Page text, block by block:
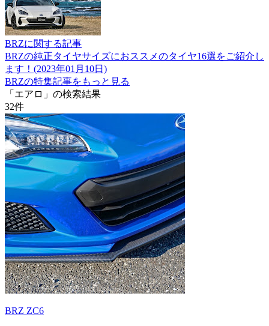
BRZに関する記事
BRZの純正タイヤサイズにおススメのタイヤ16選をご紹介し
ます！(2023年01月10日)
BRZの特集記事をもっと見る
「エアロ」の検索結果
32件
BRZ ZC6